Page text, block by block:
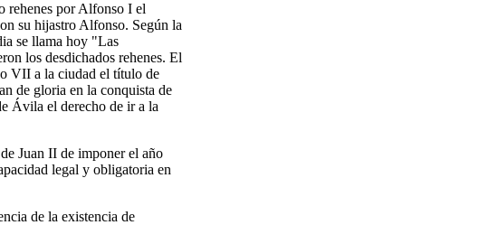
rehenes por Alfonso I el
su hijastro Alfonso. Según la
se llama hoy "Las
los desdichados rehenes. El
VII a la ciudad el título de
de gloria en la conquista de
Ávila el derecho de ir a la
Juan II de imponer el año
legal y obligatoria en
de la existencia de